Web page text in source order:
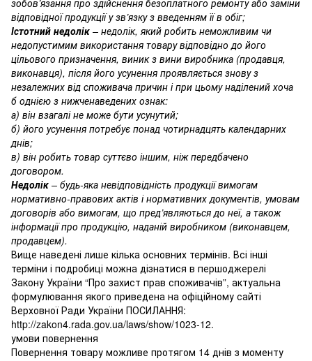
зобов’язання про здійснення безоплатного ремонту або заміни
відповідної продукції у зв’язку з введенням її в обіг;
Істотний недолік – недолік, який робить неможливим чи
недопустимим використання товару відповідно до його
цільового призначення, виник з вини виробника (продавця,
виконавця), після його усунення проявляється знову з
незалежних від споживача причин і при цьому наділений хоча
б однією з нижченаведених ознак:
а) він взагалі не може бути усунутий;
б) його усунення потребує понад чотирнадцять календарних
днів;
в) він робить товар суттєво іншим, ніж передбачено
договором.
Недолік – будь-яка невідповідність продукції вимогам
нормативно-правових актів і нормативних документів, умовам
договорів або вимогам, що пред’являються до неї, а також
інформації про продукцію, наданій виробником (виконавцем,
продавцем).
Вище наведені лише кілька основних термінів. Всі інші
терміни і подробиці можна дізнатися в першоджерелі
Закону України “Про захист прав споживачів”, актуальна
формулювання якого приведена на офіційному сайті
Верховної Ради України ПОСИЛАННЯ:
http://zakon4.rada.gov.ua/laws/show/1023-12.
умови повернення
Повернення товару можливе протягом 14 днів з моменту